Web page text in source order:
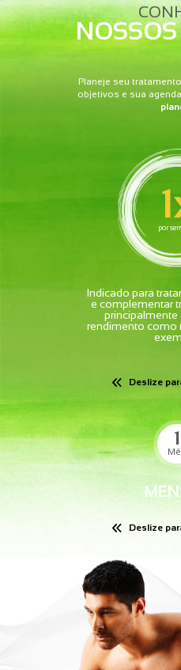
Planeje seu
objetivos e sua
por
Indicado para
e complementar
principalmente
rendimento como
Deslize
1
Deslize